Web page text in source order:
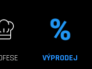
VÝPRODEJ